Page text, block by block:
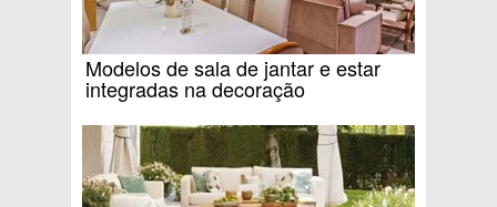
Modelos de sala de jantar e estar
integradas na decoração